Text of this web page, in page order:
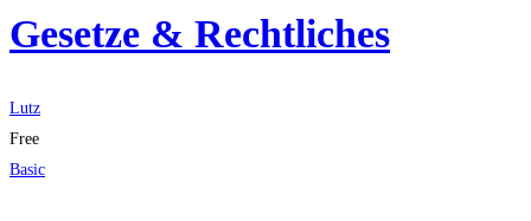
Gesetze & Rechtliches
Lutz
Free
Basic